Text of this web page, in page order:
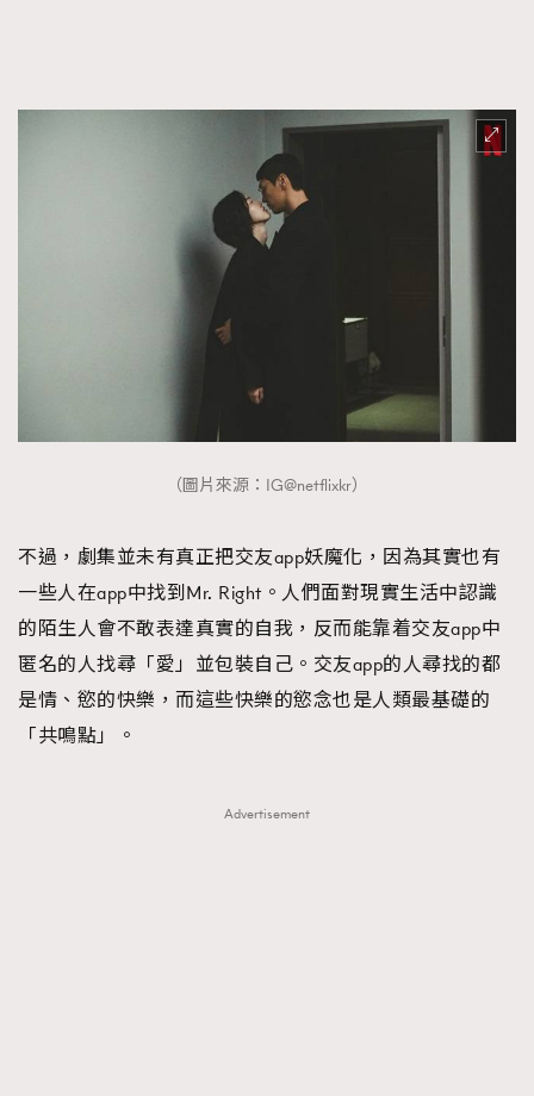
（圖片來源：IG@netflixkr）
不過，劇集並未有真正把交友app妖魔化，因為其實也有
一些人在app中找到Mr. Right。人們面對現實生活中認識
的陌生人會不敢表達真實的自我，反而能靠着交友app中
匿名的人找尋「愛」並包裝自己。交友app的人尋找的都
是情、慾的快樂，而這些快樂的慾念也是人類最基礎的
「共鳴點」。
Advertisement